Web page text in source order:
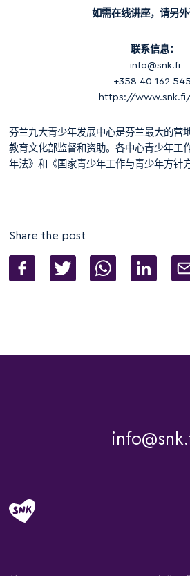
如需在线讲座，请另外
联系信息：
info@snk.fi
+358 40 162
https://
芬兰九大青少年发展中心是芬兰最大的营
教育文化部监督和资助。各中心青少年工
年法》和《国家青少年工作与青少年方针
Share the post